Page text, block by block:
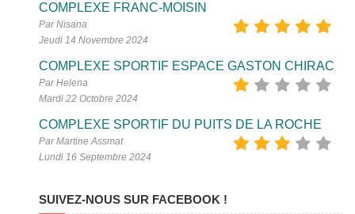
COMPLEXE FRANC-MOISIN
Par Nisana
Jeudi 14 Novembre 2024
COMPLEXE SPORTIF ESPACE GASTON CHIRAC
Par Helena
Mardi 22 Octobre 2024
COMPLEXE SPORTIF DU PUITS DE LA ROCHE
Par Martine Assmat
Lundi 16 Septembre 2024
SUIVEZ-NOUS SUR FACEBOOK !